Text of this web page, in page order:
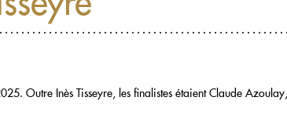
Outre Inès Tisseyre, les finalistes étaient Claude